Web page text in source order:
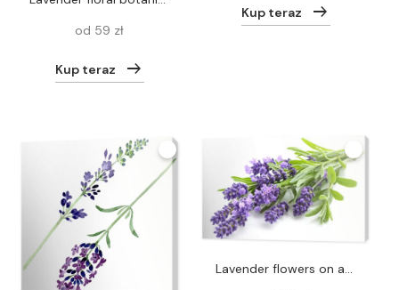
od 59 zł
Kup teraz
Kup teraz
Lavender flowers on a white